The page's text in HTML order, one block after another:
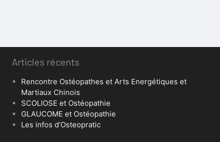
Articles récents
Rencontre Ostéopathes et Arts Energétiques et
Martiaux Chinois
SCOLIOSE et Ostéopathie
GLAUCOME et Ostéopathie
Les infos d’Osteopratic